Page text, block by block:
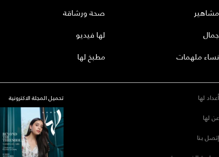
مشاهير
جمال
نساء ملهمات
صحة ورشاقة
لها فيديو
مطبخ لها
أعداد لها
عن لها
إتصل بنا
تحميل المجلة الاكترونية